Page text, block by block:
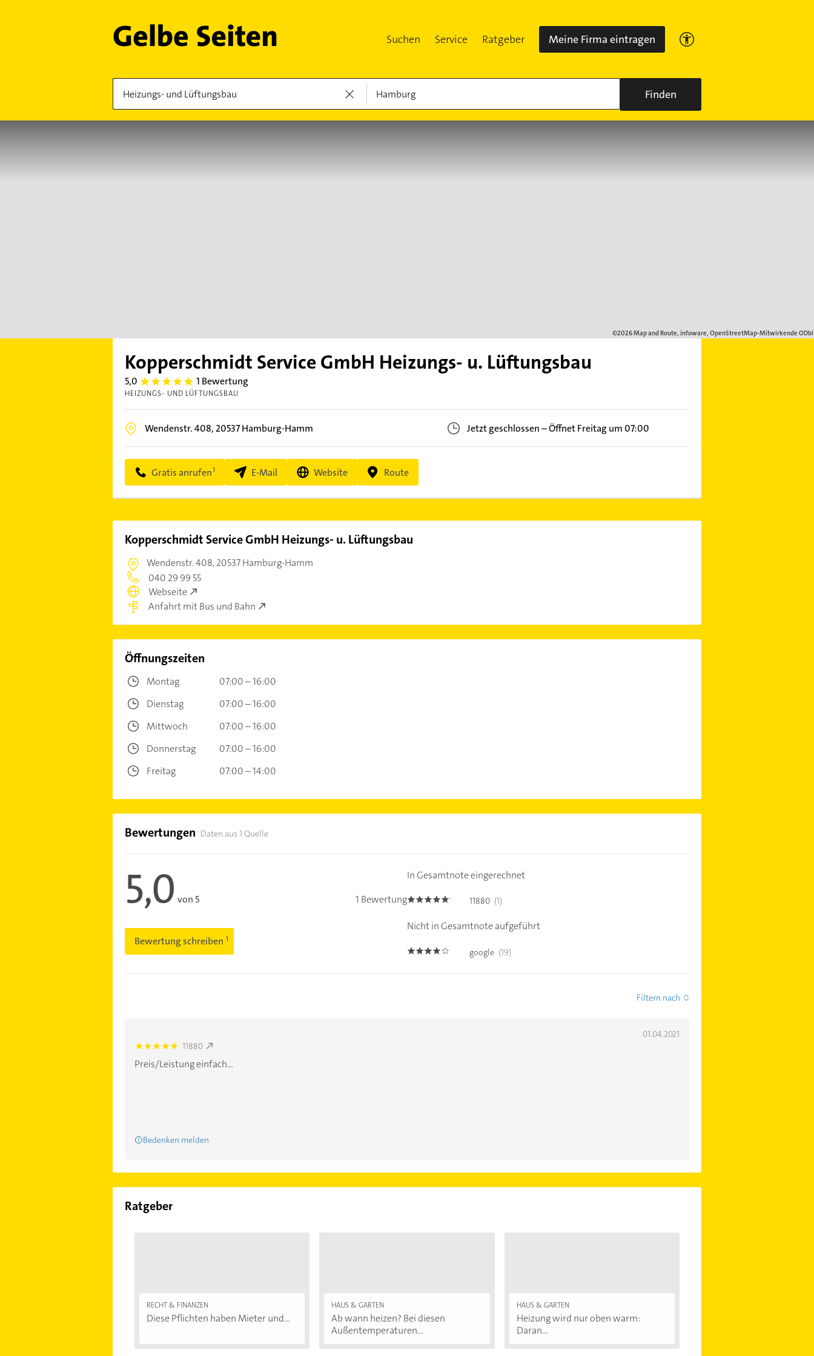
Suchen Service Ratgeber Meine Firma eintragen
Finden
Kopperschmidt Service GmbH Heizungs- u. Lüftungsbau
5,0 5.0 1 Bewertung
HEIZUNGS- UND LÜFTUNGSBAU
Wendenstr. 408, 20537Hamburg-Hamm Jetzt geschlossen–Öffnet Freitag um 07:00
Gratis anrufen E-Mail Website Route
Kopperschmidt Service GmbH Heizungs- u. Lüftungsbau
Wendenstr. 408,20537 Hamburg-Hamm
040 29 99 55
Webseite
Anfahrt mit Bus und Bahn
Öffnungszeiten
Montag
07:00 – 16:00
Dienstag
07:00 – 16:00
Mittwoch
07:00 – 16:00
Donnerstag
07:00 – 16:00
Freitag
07:00 – 14:00
Bewertungen Daten aus 1 Quelle
5,0 von 5 1 Bewertung
Bewertung schreiben
In Gesamtnote eingerechnet
5.0 11880 (1)
Nicht in Gesamtnote aufgeführt
3.9 google (19)
Filtern nach
01.04.2021
5.0 11880
Preis/Leistung einfach...
Bedenken melden
Ratgeber
RECHT & FINANZEN
Diese Pflichten haben Mieter und...
HAUS & GARTEN
Ab wann heizen? Bei diesen
Außentemperaturen...
HAUS & GARTEN
Heizung wird nur oben warm:
Daran...